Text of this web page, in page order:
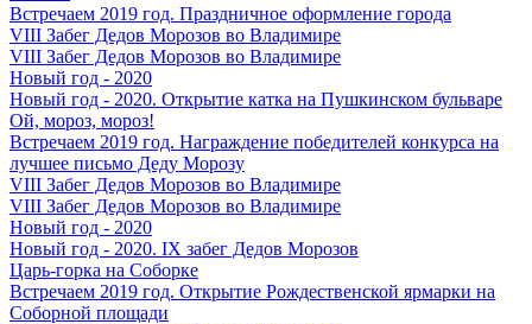
Встречаем 2019 год. Праздничное оформление города
VIII Забег Дедов Морозов во Владимире
VIII Забег Дедов Морозов во Владимире
Новый год - 2020
Новый год - 2020. Открытие катка на Пушкинском бульваре
Ой, мороз, мороз!
Встречаем 2019 год. Награждение победителей конкурса на
лучшее письмо Деду Морозу
VIII Забег Дедов Морозов во Владимире
VIII Забег Дедов Морозов во Владимире
Новый год - 2020
Новый год - 2020. IX забег Дедов Морозов
Царь-горка на Соборке
Встречаем 2019 год. Открытие Рождественской ярмарки на
Соборной площади